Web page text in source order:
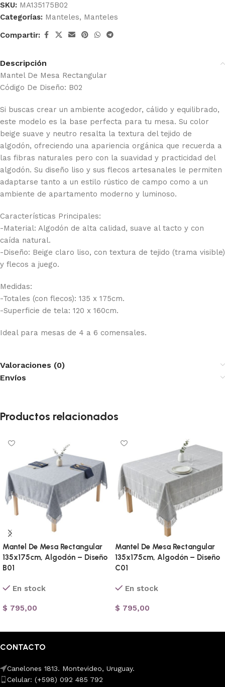
SKU: MA135175B02
Categorías: Manteles, Manteles
Compartir:
Descripción
Mantel De Mesa Rectangular
Código De Diseño: B02
Si buscas crear un ambiente acogedor, cálido y equilibrado,
este modelo es la base perfecta para tu mesa. Su color
beige suave y neutro resalta la textura del tejido de
algodón, ofreciendo una apariencia orgánica que recuerda a
las fibras naturales pero con la suavidad y practicidad del
algodón. Su diseño liso y sus flecos artesanales le permiten
adaptarse tanto a un estilo rústico de campo como a un
ambiente de apartamento moderno y luminoso.
Características Principales:
-Material: Algodón de alta calidad, suave al tacto y con
caída natural.
-Diseño: Beige claro liso, con textura de tejido (trama visible)
y flecos a juego.
Medidas:
-Totales (con flecos): 135 x 175cm.
-Superficie de tela: 120 x 160cm.
Ideal para mesas de 4 a 6 comensales.
Valoraciones (0)
Envíos
Productos relacionados
Mantel De Mesa Rectangular
135x175cm, Algodón – Diseño
B01
En stock
$ 795,00
Mantel De Mesa Rectangular
135x175cm, Algodón – Diseño
C01
En stock
$ 795,00
CONTACTO
Canelones 1813. Montevideo, Uruguay.
Celular: (+598) 092 485 792